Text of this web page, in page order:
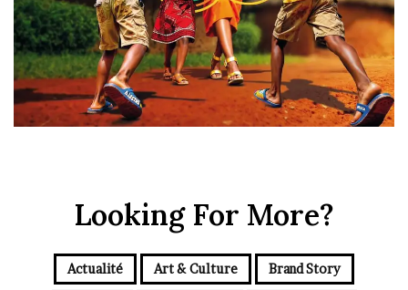
Looking For More?
Actualité Art & Culture Brand Story